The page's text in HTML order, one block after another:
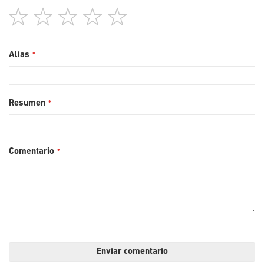
1
star
2
stars
3
stars
4
stars
Alias
Resumen
Comentario
Enviar comentario